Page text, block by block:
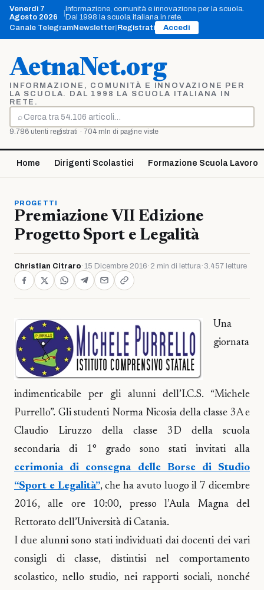
Vai
contenuto
Venerdì 7
Agosto 2026
Informazione, comunità e innovazione per la scuola.
Dal 1998 la scuola italiana in rete.
Canale TelegramNewsletter Registrati Accedi
AetnaNet.org
INFORMAZIONE, COMUNITÀ E INNOVAZIONE PER
LA SCUOLA. DAL 1998 LA SCUOLA ITALIANA IN
RETE.
⌕
Cerca
9.786 utenti registrati · 704 mln di pagine viste
Home Dirigenti Scolastici Formazione Scuola Lavoro
PROGETTI
Premiazione VII Edizione
Progetto Sport e Legalità
Christian Citraro ·15 Dicembre 2016 · 2 min di lettura· 3.457 letture
Una
giornata
indimenticabile per gli alunni dell’I.C.S. “Michele
Purrello”. Gli studenti Norma Nicosia della classe 3A e
Claudio Liruzzo della classe 3D della scuola
secondaria di 1° grado sono stati invitati alla
cerimonia di consegna delle Borse di Studio
“Sport e Legalità”, che ha avuto luogo il 7 dicembre
2016, alle ore 10:00, presso l’Aula Magna del
Rettorato dell’Università di Catania.
I due alunni sono stati individuati dai docenti dei vari
consigli di classe, distintisi nel comportamento
scolastico, nello studio, nei rapporti sociali, nonché